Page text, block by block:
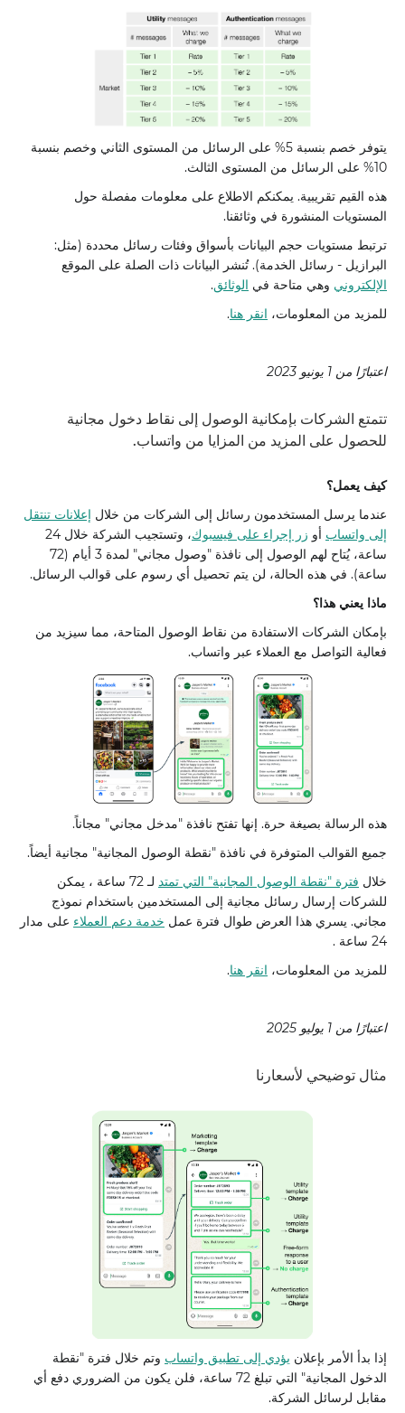
يتوفر خصم بنسبة 5% على الرسائل من المستوى الثاني وخصم بنسبة
10% على الرسائل من المستوى الثالث.
هذه القيم تقريبية. يمكنكم الاطلاع على معلومات مفصلة حول
المستويات المنشورة في وثائقنا.
ترتبط مستويات حجم البيانات بأسواق وفئات رسائل محددة (مثل:
البرازيل - رسائل الخدمة). تُنشر البيانات ذات الصلة على الموقع
الإلكتروني وهي متاحة في الوثائق.
للمزيد من المعلومات، انقر هنا.
اعتبارًا من 1 يونيو 2023
تتمتع الشركات بإمكانية الوصول إلى نقاط دخول مجانية
للحصول على المزيد من المزايا من واتساب.
كيف يعمل؟
عندما يرسل المستخدمون رسائل إلى الشركات من خلال إعلانات تنتقل
إلى واتساب أو زر إجراء على فيسبوك
، وتستجيب الشركة خلال 24
ساعة، يُتاح لهم الوصول إلى نافذة "وصول مجاني" لمدة 3 أيام (72
ساعة). في هذه الحالة، لن يتم تحصيل أي رسوم على قوالب الرسائل.
ماذا يعني هذا؟
بإمكان الشركات الاستفادة من نقاط الوصول المتاحة، مما سيزيد من
فعالية التواصل مع العملاء عبر واتساب.
هذه الرسالة بصيغة حرة. إنها تفتح نافذة "مدخل مجاني" مجاناً.
جميع القوالب المتوفرة في نافذة "نقطة الوصول المجانية" مجانية أيضاً.
خلال فترة "نقطة الوصول المجانية" التي تمتد
لـ 72 ساعة ، يمكن
للشركات إرسال رسائل مجانية إلى المستخدمين باستخدام نموذج
مجاني. يسري هذا العرض طوال فترة عمل خدمة دعم العملاء على مدار
24 ساعة .
للمزيد من المعلومات، انقر هنا.
اعتبارًا من 1 يوليو 2025
مثال توضيحي لأسعارنا
إذا بدأ الأمر بإعلان يؤدي إلى تطبيق واتساب وتم خلال فترة "نقطة
الدخول المجانية" التي تبلغ 72 ساعة، فلن يكون من الضروري دفع أي
مقابل لرسائل الشركة.